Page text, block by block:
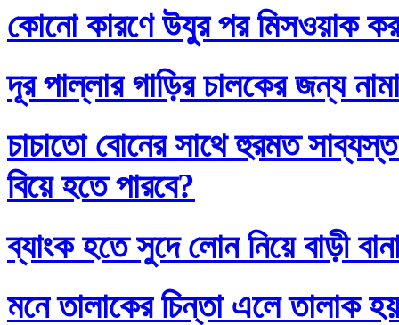
কোনো কারণে উযুর পর মিসওয়াক
দূর পাল্লার গাড়ির চালকের জন্য
চাচাতো বোনের সাথে হুরমত
বিয়ে হতে পারবে?
ব্যাংক হতে সুদে লোন নিয়ে বাড়ী
মনে তালাকের চিন্তা এলে তালাক